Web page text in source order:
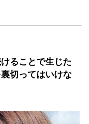
ることで生じた
切ってはいけな